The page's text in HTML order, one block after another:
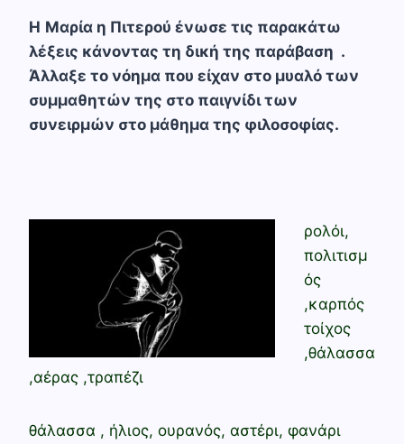
H Μαρία η Πιτερού ένωσε τις παρακάτω
λέξεις κάνοντας τη δική της παράβαση .
Άλλαξε το νόημα που είχαν στο μυαλό των
συμμαθητών της στο παιγνίδι των
συνειρμών στο μάθημα της φιλοσοφίας.
ρολόι,
πολιτισμ
ός
,καρπός
τοίχος
,θάλασσα
,αέρας ,τραπέζι
θάλασσα , ήλιος, ουρανός, αστέρι, φανάρι